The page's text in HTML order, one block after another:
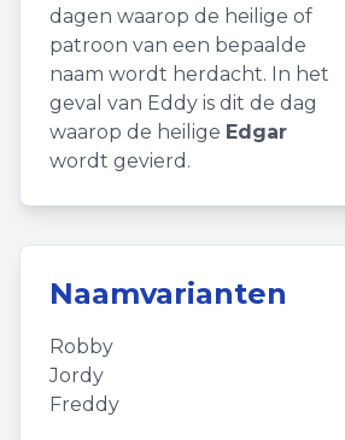
dagen waarop de heilige of
patroon van een bepaalde
naam wordt herdacht. In het
geval van Eddy is dit de dag
waarop de heilige Edgar
wordt gevierd.
Naamvarianten
Robby
Jordy
Freddy